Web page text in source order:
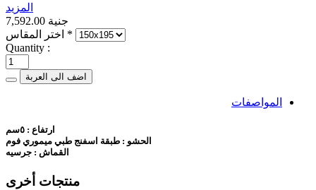
المزيد
7,592.00 جنية
*
Quantity :
اضف الى العربة
المواصفات
منتجات أخرى